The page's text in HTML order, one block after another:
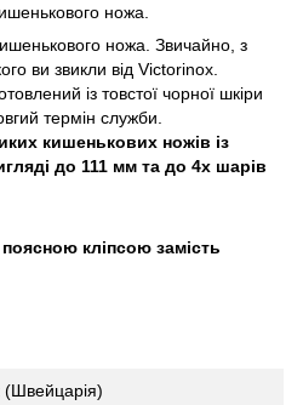
ножа.
ножа. Звичайно, з
ви звикли від Victorinox.
із товстої чорної шкіри
термін служби.
кишенькових ножів із
до 111 мм та до 4х шарів
кліпсою замість
(Швейцарія)